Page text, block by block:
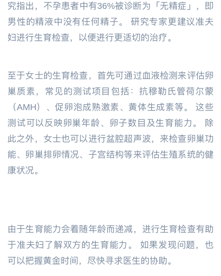
究指出，不孕患者中有36%被诊断为「无精症」，即
男性的精液中没有任何精子。 研究专家更建议准夫
妇进行生育检查，以便进行更适切的治疗。
至于女士的生育检查，首先可通过血液检测来评估卵
巢质素，常见的测试项目包括：抗穆勒氏管荷尔蒙
（AMH）、促卵泡成熟激素、黄体生成素等。 这些
测试可以反映卵巢年龄、卵子数目及生育能力。 除
此之外，女士也可以进行盆腔超声波，来检查卵巢功
能、卵巢排卵情况、子宫结构等来评估生殖系统的健
康状况。
由于生育能力会着随年龄而递减，进行生育检查有助
于准夫妇了解双方的生育能力。 如果发现问题，也
可以把握黄金时间，尽快寻求医生的协助。